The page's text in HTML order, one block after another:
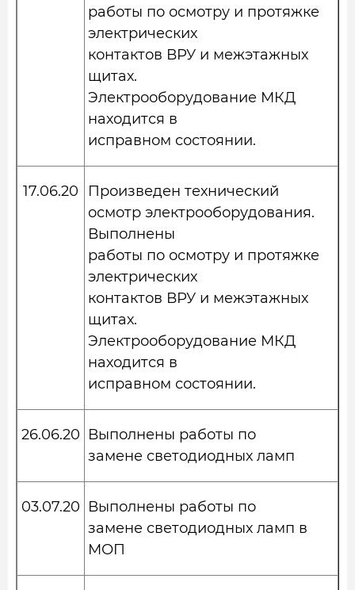
работы по осмотру и протяжке
электрических
контактов ВРУ и межэтажных
щитах.
Электрооборудование МКД
находится в
исправном состоянии.
17.06.20
Произведен технический
осмотр электрооборудования.
Выполнены
работы по осмотру и протяжке
электрических
контактов ВРУ и межэтажных
щитах.
Электрооборудование МКД
находится в
исправном состоянии.
26.06.20 Выполнены работы по
замене светодиодных ламп
03.07.20 Выполнены работы по
замене светодиодных ламп в
МОП